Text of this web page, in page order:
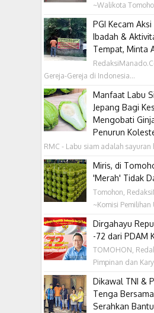
~Walikota
PGI Kecam
Ibadah &
Tempat, Minta
Gereja-Gereja di Indonesia...
Manfaat Labu
Jepang Bagi
Mengobati
Penurun
RMC - Labu siam adalah sayuran
Miris, di
'Merah' Tidak
Tomohon,
~Komisi Pemilihan
Dirgahayu
-72 dari PDAM
TOMOHON,
Pimpinan dan
Dikawal TNI &
Tenga
Serahkan